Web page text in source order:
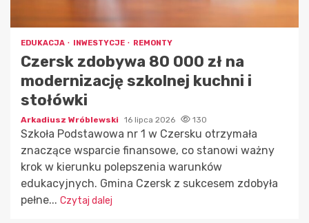
EDUKACJA INWESTYCJE REMONTY
Czersk zdobywa 80 000 zł na
modernizację szkolnej kuchni i
stołówki
Arkadiusz Wróblewski 16 lipca 2026 130
Szkoła Podstawowa nr 1 w Czersku otrzymała
znaczące wsparcie finansowe, co stanowi ważny
krok w kierunku polepszenia warunków
edukacyjnych. Gmina Czersk z sukcesem zdobyła
pełne... Czytaj dalej